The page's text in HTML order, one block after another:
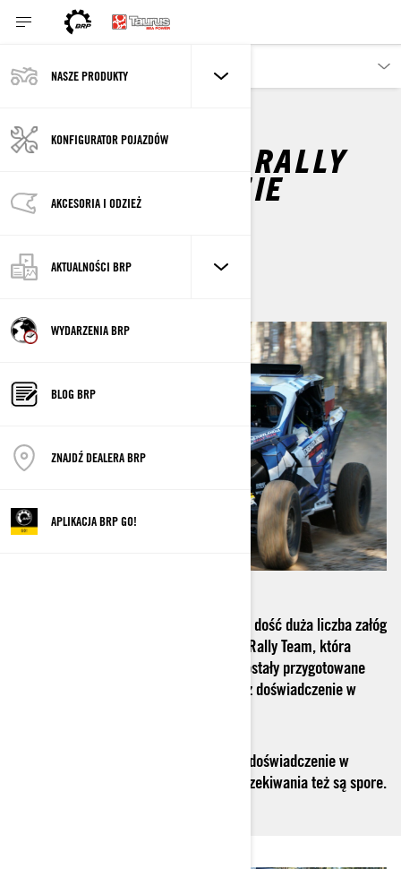
NASZE PRODUKTY
KONFIGURATOR POJAZDÓW
AKCESORIA I ODZIEŻ
AKTUALNOŚCI BRP
WYDARZENIA BRP
BLOG BRP
ZNAJDŹ DEALERA BRP
APLIKACJA BRP GO!
ENERGYLANDIA RALLY
TEAM NA RAJDZIE
DAKAR
grudnia 2020
W najbliższym Rajdzie Dakar wystartuje dość duża liczba załóg
z Polski. Jedną z nich jest Energylandia Rally Team, która
wystawi aż dwa teamy. Ich Mavericki zostały przygotowane
przez stajnię South Racing, która ma już doświadczenie w
Mimo, iż to jest debiut w Rajdzie Dakar doświadczenie w
motorsporcie mają ogromne dlatego oczekiwania też są spore.